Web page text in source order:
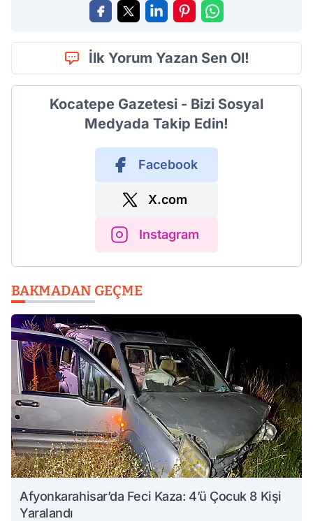
İlk Yorum Yazan Sen Ol!
Kocatepe Gazetesi - Bizi Sosyal
Medyada Takip Edin!
Facebook
X.com
Instagram
BAKMADAN GEÇME
Afyonkarahisar’da Feci Kaza: 4’ü Çocuk 8 Kişi
Yaralandı